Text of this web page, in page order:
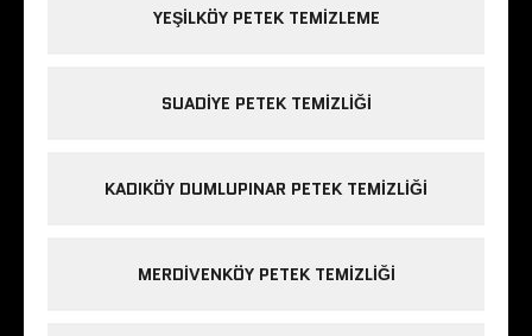
YEŞILKÖY PETEK TEMIZLEME
SUADIYE PETEK TEMIZLIĞI
KADIKÖY DUMLUPINAR PETEK TEMIZLIĞI
MERDIVENKÖY PETEK TEMIZLIĞI